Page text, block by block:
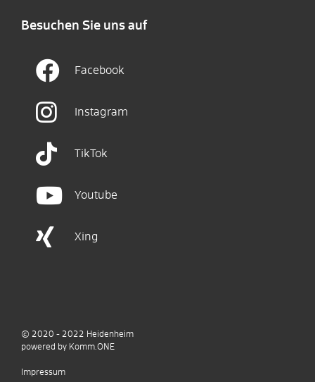
Besuchen Sie uns auf
Facebook
Instagram
TikTok
Youtube
Xing
© 2020 - 2022 Heidenheim
powered by Komm.ONE
Impressum